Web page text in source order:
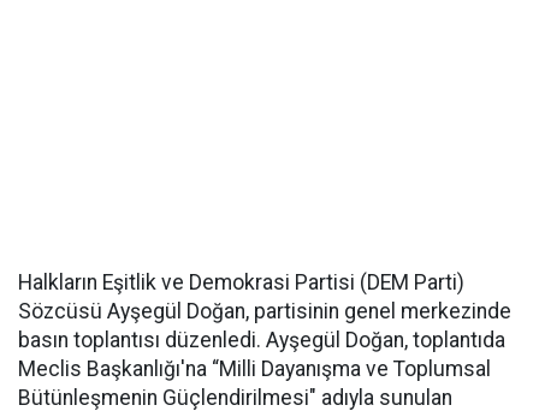
Halkların Eşitlik ve Demokrasi Partisi (DEM Parti)
Sözcüsü Ayşegül Doğan, partisinin genel merkezinde
basın toplantısı düzenledi. Ayşegül Doğan, toplantıda
Meclis Başkanlığı'na “Milli Dayanışma ve Toplumsal
Bütünleşmenin Güçlendirilmesi" adıyla sunulan